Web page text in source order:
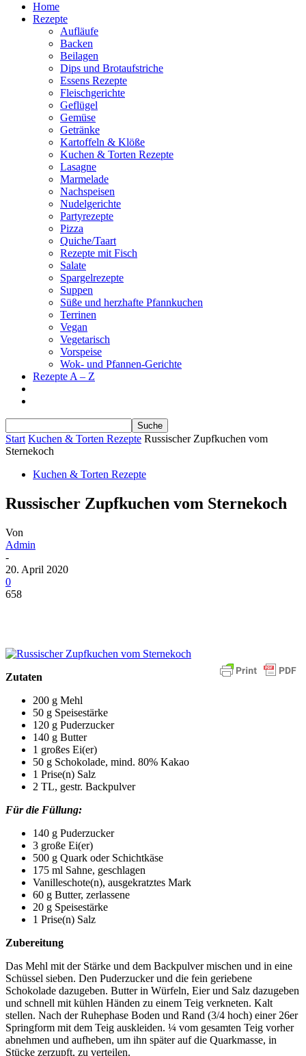
Home
Rezepte
Aufläufe
Backen
Beilagen
Dips und Brotaufstriche
Essens Rezepte
Fleischgerichte
Geflügel
Gemüse
Getränke
Kartoffeln & Klöße
Kuchen & Torten Rezepte
Lasagne
Marmelade
Nachspeisen
Nudelgerichte
Partyrezepte
Pizza
Quiche/Taart
Rezepte mit Fisch
Salate
Spargelrezepte
Suppen
Süße und herzhafte Pfannkuchen
Terrinen
Vegan
Vegetarisch
Vorspeise
Wok- und Pfannen-Gerichte
Rezepte A – Z
Start Kuchen & Torten Rezepte Russischer Zupfkuchen vom
Sternekoch
Kuchen & Torten Rezepte
Russischer Zupfkuchen vom Sternekoch
Von
Admin
-
20. April 2020
0
658
Zutaten
200 g Mehl
50 g Speisestärke
120 g Puderzucker
140 g Butter
1 großes Ei(er)
50 g Schokolade, mind. 80% Kakao
1 Prise(n) Salz
2 TL, gestr. Backpulver
Für die Füllung:
140 g Puderzucker
3 große Ei(er)
500 g Quark oder Schichtkäse
175 ml Sahne, geschlagen
Vanilleschote(n), ausgekratztes Mark
60 g Butter, zerlassene
20 g Speisestärke
1 Prise(n) Salz
Zubereitung
Das Mehl mit der Stärke und dem Backpulver mischen und in eine
Schüssel sieben. Den Puderzucker und die fein geriebene
Schokolade dazugeben. Butter in Würfeln, Eier und Salz dazugeben
und schnell mit kühlen Händen zu einem Teig verkneten. Kalt
stellen. Nach der Ruhephase Boden und Rand (3/4 hoch) einer 26er
Springform mit dem Teig auskleiden. ¼ vom gesamten Teig vorher
abnehmen und aufheben, um ihn später auf die Quarkmasse, in
Stücke zerzupft, zu verteilen.